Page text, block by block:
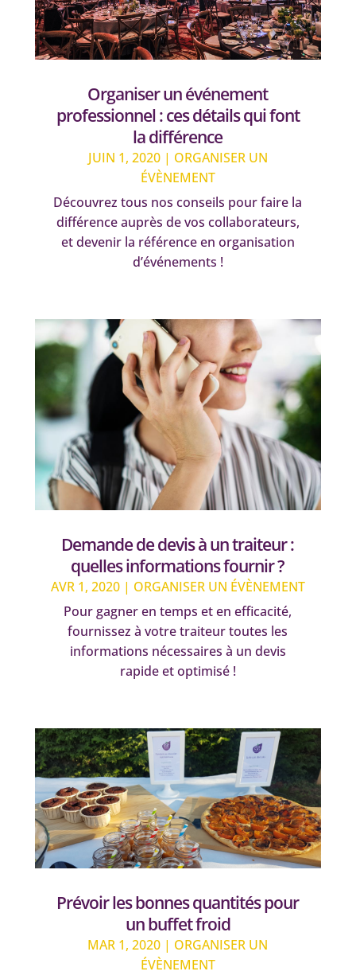
Organiser un événement
professionnel : ces détails qui font
la différence
JUIN 1, 2020| ORGANISER UN
ÉVÈNEMENT
Découvrez tous nos conseils pour faire la
différence auprès de vos collaborateurs,
et devenir la référence en organisation
d’événements !
Demande de devis à un traiteur :
quelles informations fournir ?
AVR 1, 2020| ORGANISER UN ÉVÈNEMENT
Pour gagner en temps et en efficacité,
fournissez à votre traiteur toutes les
informations nécessaires à un devis
rapide et optimisé !
Prévoir les bonnes quantités pour
un buffet froid
MAR 1, 2020 | ORGANISER UN
ÉVÈNEMENT